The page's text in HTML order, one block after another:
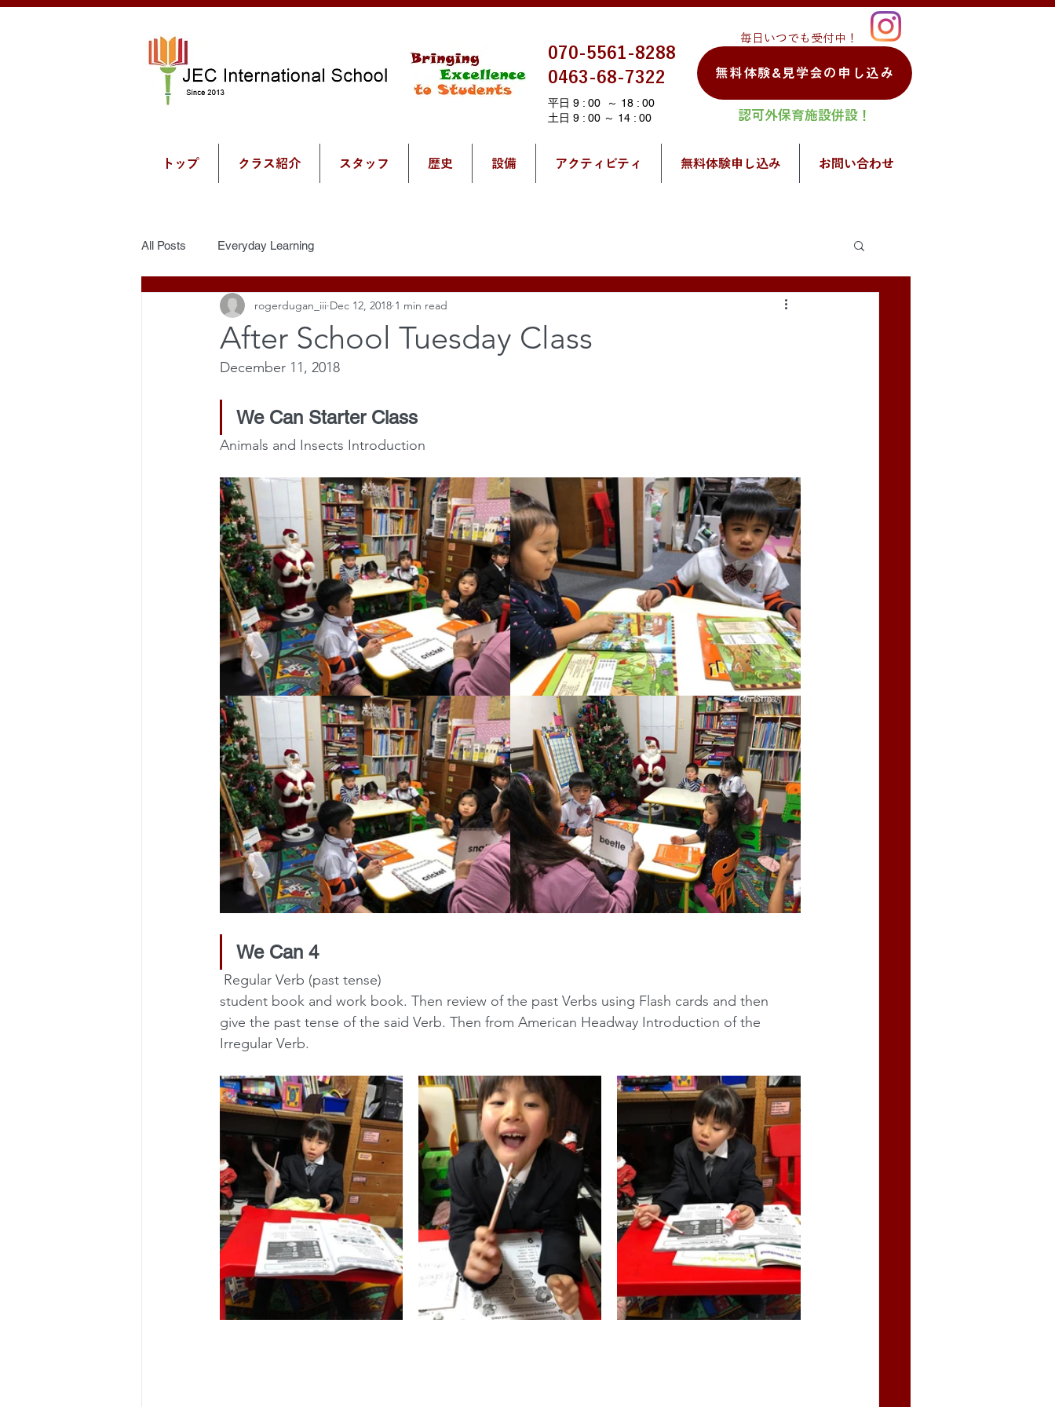
070-5561-8288
0463-68-7322
平日 9 : 00 ～ 18 : 00
土日 9 : 00 ～ 14 : 00
毎日いつでも受付中！
無料体験&見学会の申し込み
認可外保育施設併設！
トップ クラス紹介 スタッフ 歴史 設備 アクティビティ 無料体験申し込み お問い合わせ
All Posts Everyday Learning
After School Tuesday Class
rogerdugan_iii Dec 12, 2018 1 min read
December 11, 2018
We Can Starter Class
Animals and Insects Introduction
We Can 4
Regular Verb (past tense)
student book and work book. Then review of the past Verbs using Flash cards and then
give the past tense of the said Verb. Then from American Headway Introduction of the
Irregular Verb.